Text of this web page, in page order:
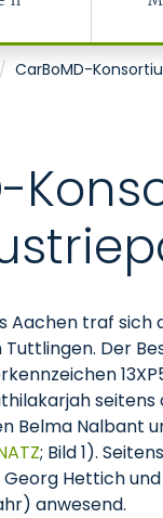
CarBoMD-
Aachen traf sich
Tuttlingen. Der
seitens
Belma Nalbant
; Bild 1).
Hettich
anwesend.